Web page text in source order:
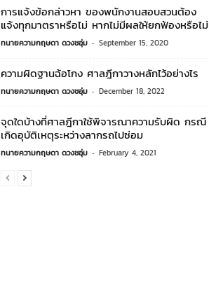
การแจ้งข้อกล่าวหา ของพนักงานสอบสวนต้อง
แจ้งทุกมาตราหรือไม่ หากไม่มีผลให้ยกฟ้องหรือไม่
ทนายความกฤษดา ดวงชอุ่ม - September 15, 2020
ความผิดฐานฉ้อโกง ศาลฎีกาวางหลักไว้อย่างไร
ทนายความกฤษดา ดวงชอุ่ม - December 18, 2022
จุดใดบ้างที่ศาลฎีกาใช้พิจารณาความรับผิด กรณี
เกิดอุบัติเหตุระหว่างลากรถไปซ่อม
ทนายความกฤษดา ดวงชอุ่ม - February 4, 2021